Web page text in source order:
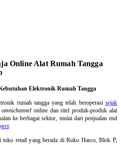
Online Alat Rumah Tangga
Elektronik Rumah Tangga
rumah tanggayang telah beroperasisejak
omnichannel online dan ritel produk-produk alat
ke berbagai sektor, mulai dari penjualan end
.
toko retail yang berada di Ruko Harco, Blok P,